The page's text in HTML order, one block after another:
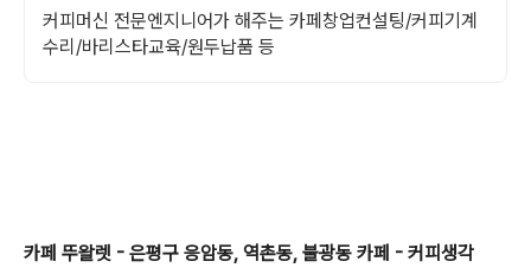
커피머신 전문엔지니어가 해주는 카페창업컨설팅/커피기계
수리/바리스타교육/원두납품 등
카페 뚜왈렛 - 은평구 응암동, 역촌동, 불광동 카페 - 커피생각